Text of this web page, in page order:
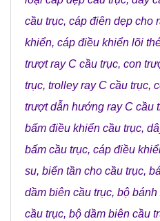
cầu trục, cáp điên dẹp cho
khiển, cáp điều khiển lõi
trượt ray C cầu trục, con
trục, trolley ray C cầu trục,
trượt dẫn hướng ray C cầu
bấm điều khiển cầu trục,
bấm cầu trục, cáp điều
su, biến tần cho cầu trục,
dầm biên cầu trục, bộ bánh
cầu trục, bộ dầm biên cầu